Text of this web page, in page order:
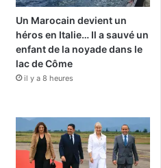
Un Marocain devient un
héros en Italie… Il a sauvé un
enfant de la noyade dans le
lac de Côme
il y a 8 heures